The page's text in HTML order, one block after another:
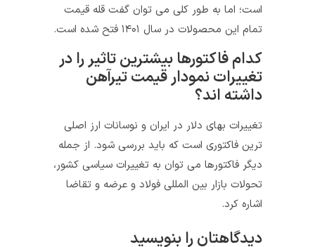
است؛ اما به طور کلی می توان گفت قله قیمت
تمام این محصولات در سال ۱۴۰۱ فتح شده است.
کدام فاکتورها بیشترین تاثیر را در
تغییرات نمودار قیمت تیرآهن
داشته اند؟
تغییرات بهای دلار در ایران و نوسانات ارز اصلی
ترین فاکتوری است که باید بررسی شود. از جمله
دیگر فاکتورها می توان به تغییرات سیاسی کشور،
تحولات بازار بین المللی فولاد و عرضه و تقاضا
دیدگاهتان را بنویسید